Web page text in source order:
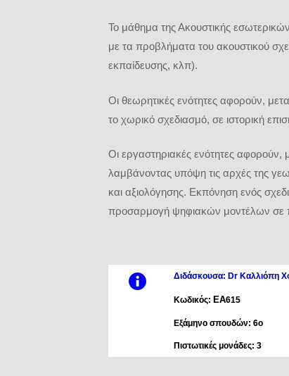
Το μάθημα της Ακουστικής
με τα προβλήματα του ακουστικού
εκπαίδευσης, κλπ).
Οι θεωρητικές ενότητες αφορούν,
το χωρικό σχεδιασμό, σε ιστορική
Οι εργαστηριακές ενότητες
λαμβάνοντας υπόψη τις αρχές της
και αξιολόγησης. Εκπόνηση ενός
προσαρμογή ψηφιακών μοντέλων σε
Διδάσκουσα: Dr Καλλιόπη
Κωδικός: ΕΑ615
Εξάμηνο σπουδών: 6ο
Πιστωτικές μονάδες: 3